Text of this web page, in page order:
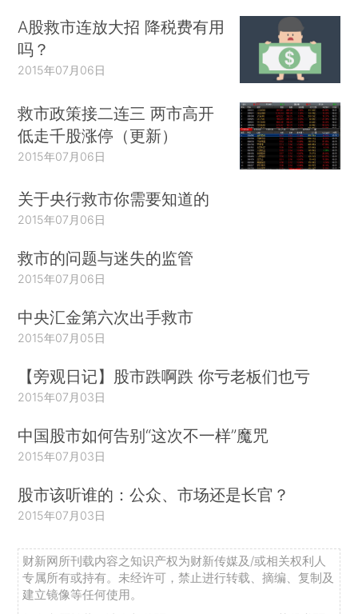
A股救市连放大招 降税费有用
吗？
2015年07月06日
救市政策接二连三 两市高开
低走千股涨停（更新）
2015年07月06日
关于央行救市你需要知道的
2015年07月06日
救市的问题与迷失的监管
2015年07月06日
中央汇金第六次出手救市
2015年07月05日
【旁观日记】股市跌啊跌 你亏老板们也亏
2015年07月03日
中国股市如何告别“这次不一样”魔咒
2015年07月03日
股市该听谁的：公众、市场还是长官？
2015年07月03日
财新网所刊载内容之知识产权为财新传媒及/或相关权利人
专属所有或持有。未经许可，禁止进行转载、摘编、复制及
建立镜像等任何使用。